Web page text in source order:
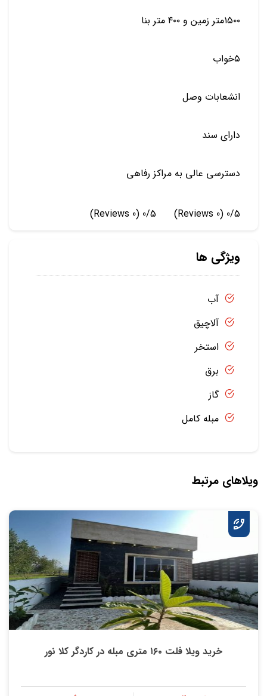
۱۵۰۰متر زمین و ۴۰۰ متر بنا
۵خواب
انشعابات وصل
دارای سند
دسترسی عالی به مراکز رفاهی
0/5
(0 Reviews)
0/5
(0 Reviews)
ویژگی ها
آب
آلاچیق
استخر
برق
گاز
مبله کامل
ویلاهای مرتبط
خرید ویلا فلت ۱۶۰ متری مبله در کاردگر کلا نور